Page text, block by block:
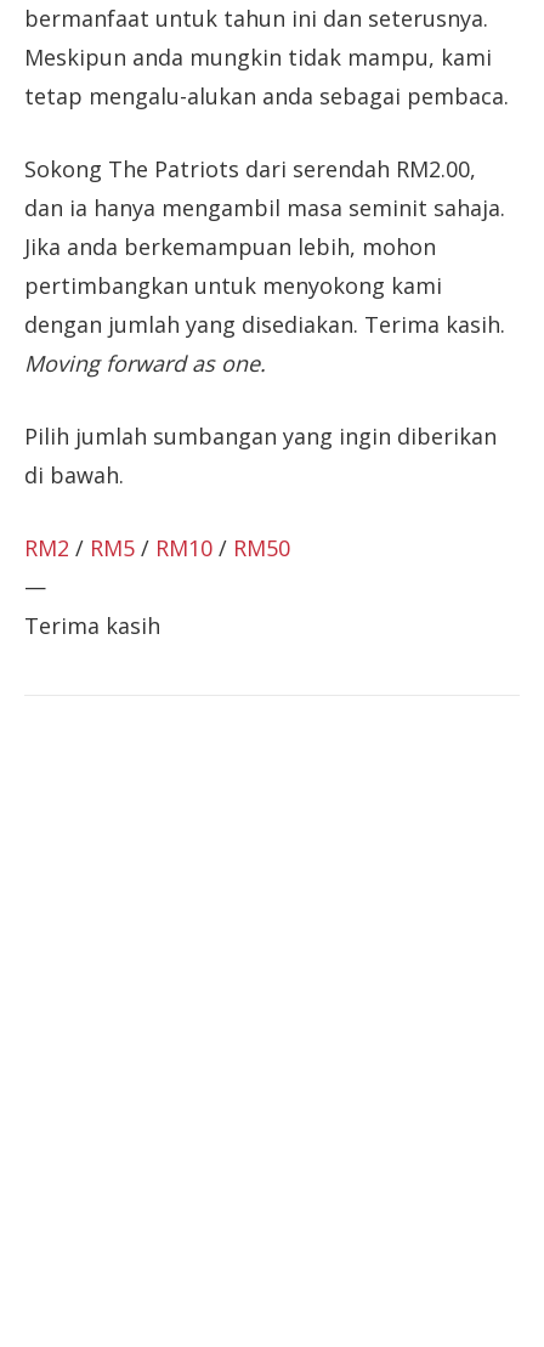
bermanfaat untuk tahun ini dan seterusnya.
Meskipun anda mungkin tidak mampu, kami
tetap mengalu-alukan anda sebagai pembaca.
Sokong The Patriots dari serendah RM2.00,
dan ia hanya mengambil masa seminit sahaja.
Jika anda berkemampuan lebih, mohon
pertimbangkan untuk menyokong kami
dengan jumlah yang disediakan. Terima kasih.
Moving forward as one.
Pilih jumlah sumbangan yang ingin diberikan
di bawah.
RM2 / RM5 / RM10 / RM50
—
Terima kasih